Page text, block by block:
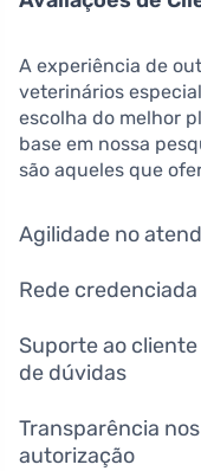
A experiência de
veterinários
escolha do melhor
base em nossa
são aqueles que
Agilidade no
Rede
Suporte ao
de dúvidas
Transparência
autorização